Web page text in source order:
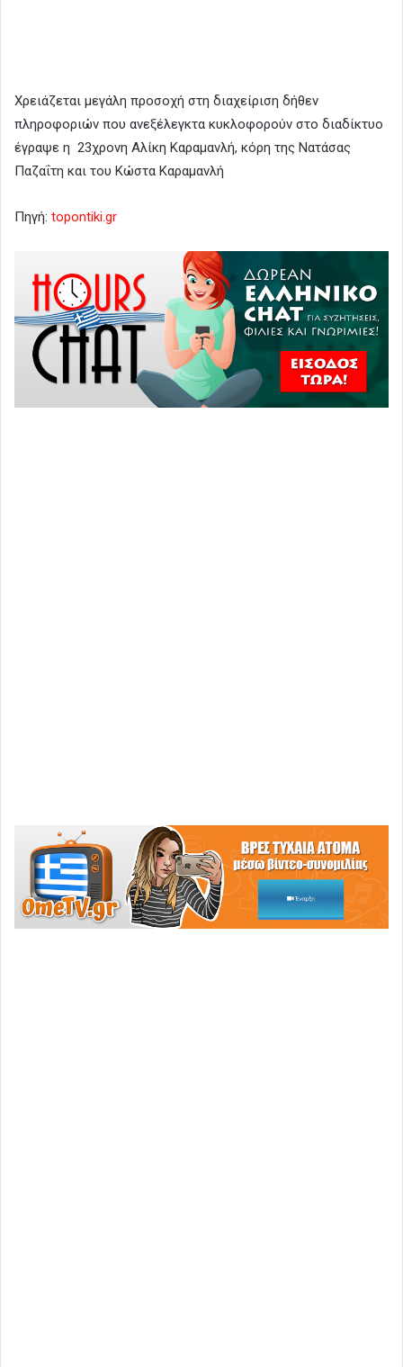
Χρειάζεται μεγάλη προσοχή στη διαχείριση δήθεν
πληροφοριών που ανεξέλεγκτα κυκλοφορούν στο διαδίκτυο
έγραψε η 23χρονη Αλίκη Καραμανλή, κόρη της Νατάσας
Παζαΐτη και του Κώστα Καραμανλή
Πηγή: topontiki.gr